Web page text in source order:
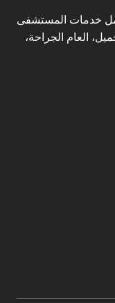
خدمات المستشفى
العام الجراحة،